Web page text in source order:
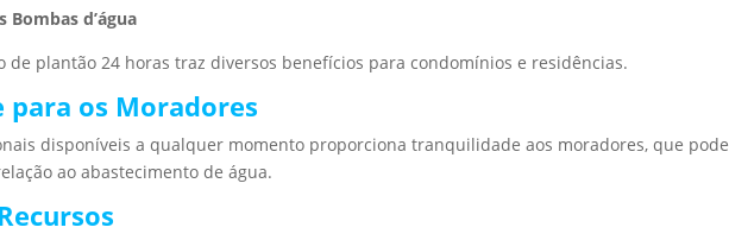
d’água
de plantão 24 horas traz diversos benefícios para condomínios e residências.
os Moradores
disponíveis a qualquer momento proporciona tranquilidade aos moradores, que
ao abastecimento de água.